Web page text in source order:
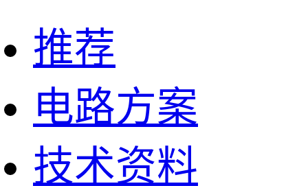
推荐
电路方案
技术资料